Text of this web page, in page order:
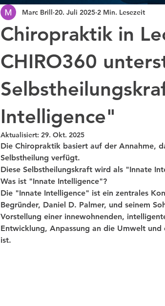
Chiropraktik in
CHIRO360
Intelligence"
Marc Brill 20. Juli 2025 2 Min. Lesezeit
Aktualisiert: 29. Okt. 2025
Die Chiropraktik basiert auf der Annahme,
Selbstheilung verfügt.
Diese Selbstheilungskraft wird als "Innate
Was ist "Innate Intelligence"?
Die "Innate Intelligence" ist ein zentrales
Begründer, Daniel D. Palmer, und seinem
Vorstellung einer innewohnenden,
Entwicklung, Anpassung an die Umwelt
ist.